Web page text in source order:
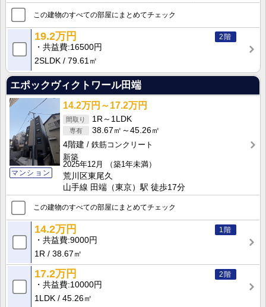
この建物のすべての部屋にまとめてチェック
2階
19.2万円
共益費 16500円
2SLDK
79.61㎡
エポックヴィクトワール田端
マンション
14.2万円～17.2万円
1R～1LDK
38.67㎡～45.26㎡
4階建
鉄筋コンクリート
新築
2025年12月
（築1年未満）
荒川区東尾久
山手線 田端（東京）駅 徒歩17分
この建物のすべての部屋にまとめてチェック
1階
14.2万円
共益費 9000円
1R
38.67㎡
2階
17.2万円
共益費 10000円
1LDK
45.26㎡